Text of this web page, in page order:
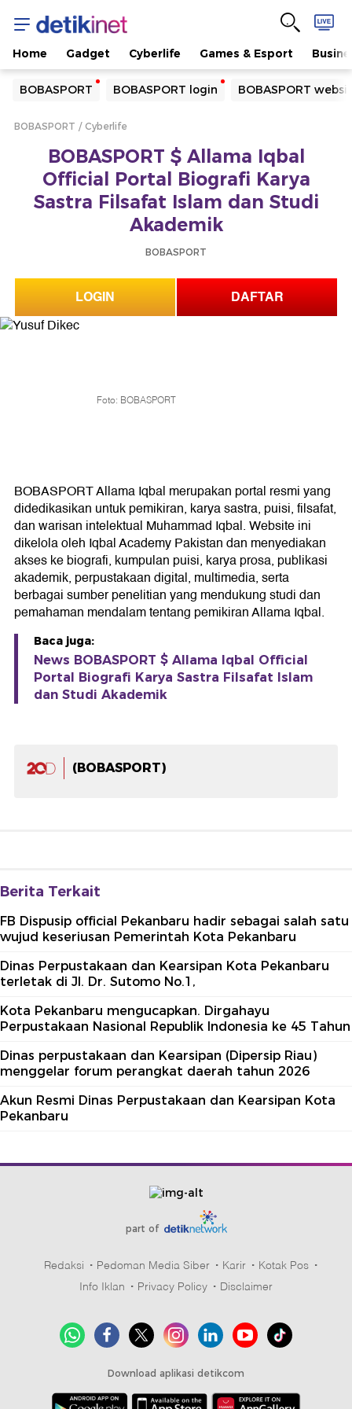
Home Gadget Cyberlife Games & Esport
BOBASPORT BOBASPORT login BOBASPORT
Yang sedang ramai dicari
Loading...
BOBASPORT Cyberlife
BOBASPORT $ Allama Iqbal
Official Portal Biografi Karya
Sastra Filsafat Islam dan Studi
Akademik
BOBASPORT
LOGIN DAFTAR
Foto: BOBASPORT
BOBASPORT Allama Iqbal merupakan portal resmi yang
didedikasikan untuk pemikiran, karya sastra, puisi, filsafat,
dan warisan intelektual Muhammad Iqbal. Website ini
dikelola oleh Iqbal Academy Pakistan dan menyediakan
akses ke biografi, kumpulan puisi, karya prosa, publikasi
akademik, perpustakaan digital, multimedia, serta
berbagai sumber penelitian yang mendukung studi dan
pemahaman mendalam tentang pemikiran Allama Iqbal.
Baca juga:
News BOBASPORT $ Allama Iqbal Official
Portal Biografi Karya Sastra Filsafat Islam
dan Studi Akademik
(BOBASPORT)
Berita Terkait
FB Dispusip official Pekanbaru hadir sebagai salah satu
wujud keseriusan Pemerintah Kota Pekanbaru
Dinas Perpustakaan dan Kearsipan Kota Pekanbaru
terletak di Jl. Dr. Sutomo No.1,
Kota Pekanbaru mengucapkan. Dirgahayu
Perpustakaan Nasional Republik Indonesia ke 45 Tahun
Dinas perpustakaan dan Kearsipan (Dipersip Riau)
menggelar forum perangkat daerah tahun 2026
Akun Resmi Dinas Perpustakaan dan Kearsipan Kota
Pekanbaru
part of
Redaksi Pedoman Media Siber Karir
Kotak Pos
Info Iklan
Privacy Policy Disclaimer
Download aplikasi detikcom